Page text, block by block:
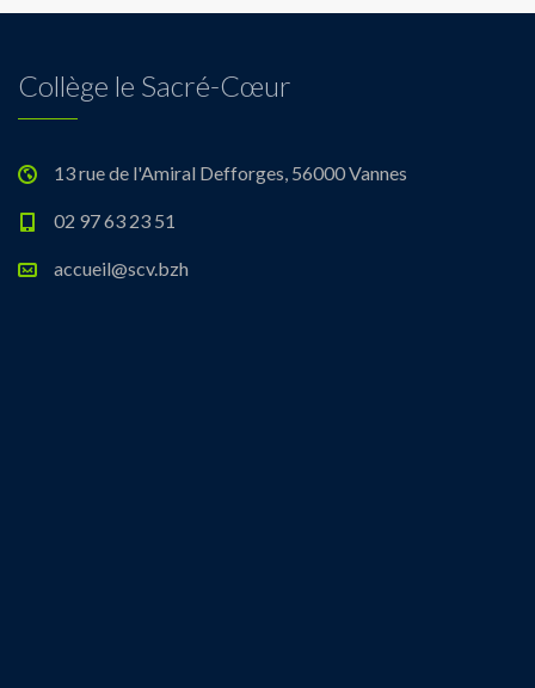
Collège le Sacré-Cœur
13 rue de l'Amiral Defforges, 56000 Vannes
02 97 63 23 51
accueil@scv.bzh